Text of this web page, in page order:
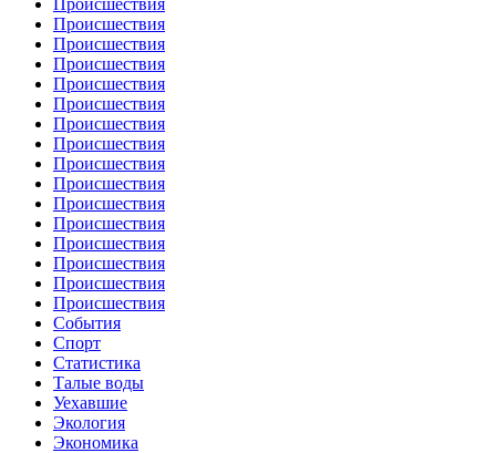
Происшествия
Происшествия
Происшествия
Происшествия
Происшествия
Происшествия
Происшествия
Происшествия
Происшествия
Происшествия
Происшествия
Происшествия
Происшествия
Происшествия
Происшествия
События
Спорт
Статистика
Талые воды
Уехавшие
Экология
Экономика